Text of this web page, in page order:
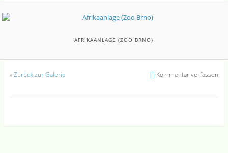
AFRIKAANLAGE (ZOO BRNO)
«Zurück zur Galerie Kommentar verfassen